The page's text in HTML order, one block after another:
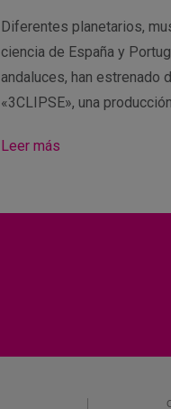
Diferentes planetarios,
ciencia de España y
andaluces, han estrenado
«3CLIPSE», una
Leer más